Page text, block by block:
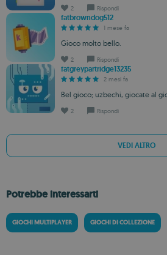
2 Rispondi
fatbrowndog512
1 mese fa
Gioco molto bello.
2 Rispondi
fatgreypartridge13235
2 mesi fa
Bel gioco; uzbechi, giocate al
2 Rispondi
VEDI ALTRO
Potrebbe interessarti
GIOCHI MULTIPLAYER GIOCHI DI COLLEZIONE